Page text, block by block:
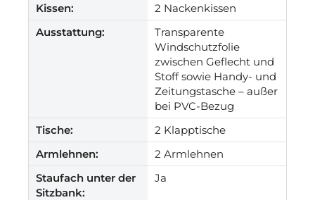
Kissen:
2 Nackenkissen
Ausstattung:
Transparente
Windschutzfolie
zwischen Geflecht und
Stoff sowie Handy- und
Zeitungstasche – außer
bei PVC-Bezug
Tische:
2 Klapptische
Armlehnen:
2 Armlehnen
Staufach unter der
Sitzbank:
Ja